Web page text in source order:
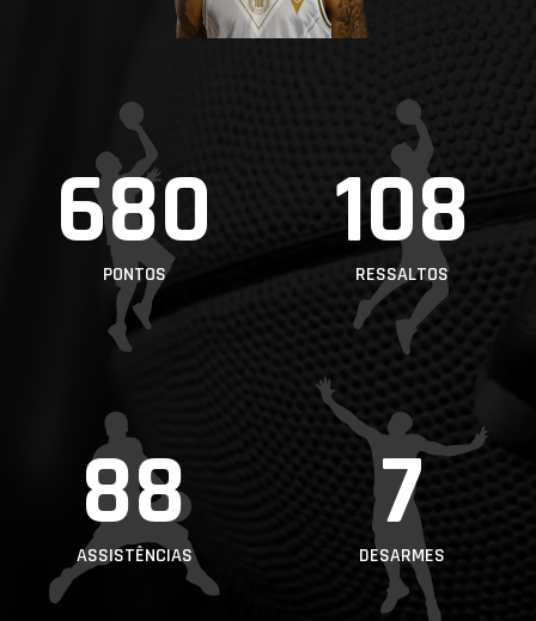
MASCULINA
LIGA BETCLIC
FEMININA
680
PONTOS
108
RESSALTOS
88
ASSISTÊNCIAS
7
DESARMES